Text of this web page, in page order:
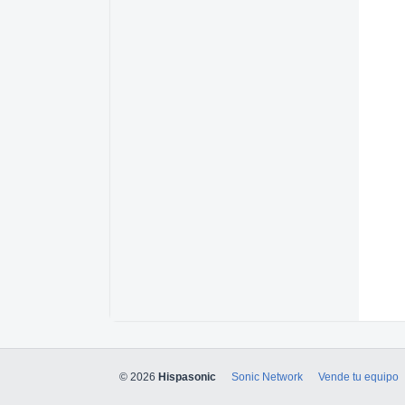
© 2026 Hispasonic Sonic Network Vende tu equipo